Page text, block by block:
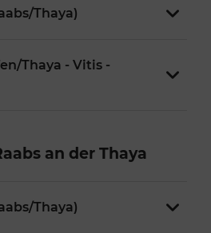
Thaya)
Thaya - Vitis -
an der Thaya
Thaya)